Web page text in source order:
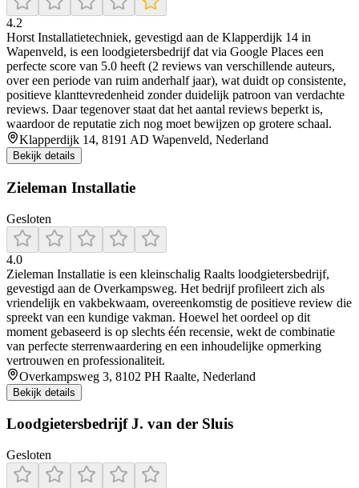
4.2
Horst Installatietechniek, gevestigd aan de Klapperdijk 14 in
Wapenveld, is een loodgietersbedrijf dat via Google Places een
perfecte score van 5.0 heeft (2 reviews van verschillende auteurs,
over een periode van ruim anderhalf jaar), wat duidt op consistente,
positieve klanttevredenheid zonder duidelijk patroon van verdachte
reviews. Daar tegenover staat dat het aantal reviews beperkt is,
waardoor de reputatie zich nog moet bewijzen op grotere schaal.
Klapperdijk 14, 8191 AD Wapenveld, Nederland
Bekijk details
Zieleman Installatie
Gesloten
4.0
Zieleman Installatie is een kleinschalig Raalts loodgietersbedrijf,
gevestigd aan de Overkampsweg. Het bedrijf profileert zich als
vriendelijk en vakbekwaam, overeenkomstig de positieve review die
spreekt van een kundige vakman. Hoewel het oordeel op dit
moment gebaseerd is op slechts één recensie, wekt de combinatie
van perfecte sterrenwaardering en een inhoudelijke opmerking
vertrouwen en professionaliteit.
Overkampsweg 3, 8102 PH Raalte, Nederland
Bekijk details
Loodgietersbedrijf J. van der Sluis
Gesloten